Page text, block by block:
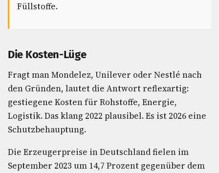
Füllstoffe.
Die Kosten-Lüge
Fragt man Mondelez, Unilever oder Nestlé nach
den Gründen, lautet die Antwort reflexartig:
gestiegene Kosten für Rohstoffe, Energie,
Logistik. Das klang 2022 plausibel. Es ist 2026 eine
Schutzbehauptung.
Die Erzeugerpreise in Deutschland fielen im
September 2023 um 14,7 Prozent gegenüber dem